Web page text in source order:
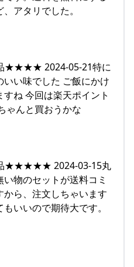
アタリでした。
★★★★ 2024-05-21特に
い味でした ご飯にかけ
ね 今回は楽天ポイント
ゃんと買おうかな
品★★★★★ 2024-03-15丸
物のセットが送料コミ
ら、注文しちゃいます
いいので期待大です。